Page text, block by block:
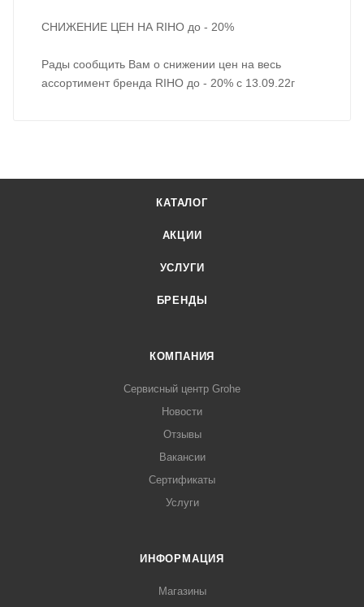
СНИЖЕНИЕ ЦЕН НА RIHO до - 20%
Рады сообщить Вам о снижении цен на весь
ассортимент бренда RIHO до - 20% с 13.09.22г
КАТАЛОГ
АКЦИИ
УСЛУГИ
БРЕНДЫ
КОМПАНИЯ
Сервисный центр Grohe
Новости
Отзывы
Вакансии
Сертификаты
Услуги
ИНФОРМАЦИЯ
Магазины